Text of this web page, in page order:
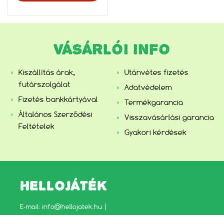
VÁSÁRLÓI INFO
Kiszállítás árak,
futárszolgálat
Fizetés bankkártyával
Általános Szerződési
Feltételek
Utánvétes fizetés
Adatvédelem
Termékgarancia
Visszavásárlási garancia
Gyakori kérdések
HELLOJÁTÉK
E-mail: info@hellojatek.hu